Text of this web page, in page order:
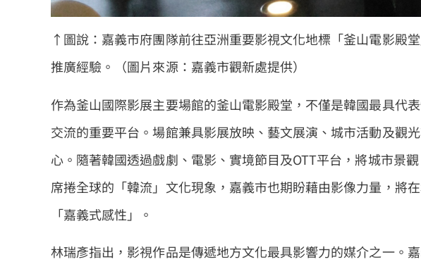
↑圖說：嘉義市府團隊前往亞洲重要影視文化地標「釜山電影殿
推廣經驗。（圖片來源：嘉義市觀新處提供）
作為釜山國際影展主要場館的釜山電影殿堂，不僅是韓國最具代
交流的重要平台。場館兼具影展放映、藝文展演、城市活動及觀
心。隨著韓國透過戲劇、電影、實境節目及OTT平台，將城市景
席捲全球的「韓流」文化現象，嘉義市也期盼藉由影像力量，將
「嘉義式感性」。
林瑞彥指出，影視作品是傳遞地方文化最具影響力的媒介之一。